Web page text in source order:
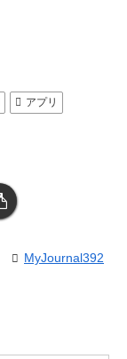
アプリ
MyJournal392